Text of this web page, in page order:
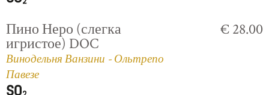
Пино Неро (слегка
игристое) DOC
Винодельня Ванзини - Ольтрепо
Павезе
€ 28.00